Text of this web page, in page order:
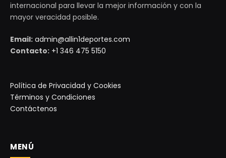
internacional para llevar la mejor información y con la
mayor veracidad posible.
Email: admin@allin1deportes.com
Contacto: +1 346 475 5150
Política de Privacidad y Cookies
Términos y Condiciones
Contáctenos
MENÚ